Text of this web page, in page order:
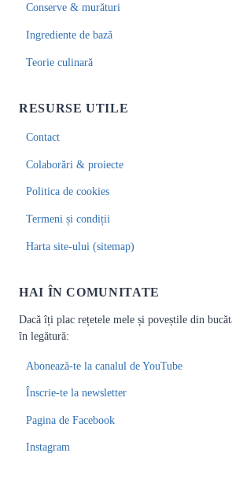
Conserve & murături
Ingrediente de bază
Teorie culinară
RESURSE UTILE
Contact
Colaborări & proiecte
Politica de cookies
Termeni și condiții
Harta site-ului (sitemap)
HAI ÎN COMUNITATE
Dacă îți plac rețetele mele și poveștile din
în legătură:
Abonează-te la canalul de YouTube
Înscrie-te la newsletter
Pagina de Facebook
Instagram